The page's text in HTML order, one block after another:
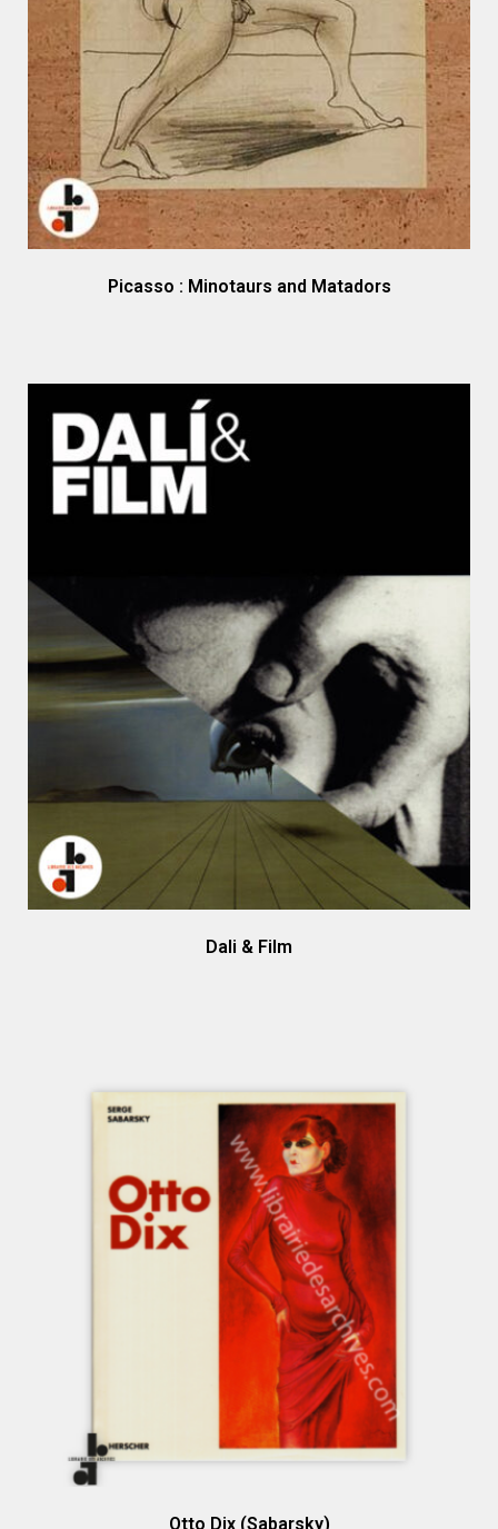
Picasso : Minotaurs and Matadors
Dali & Film
Otto Dix (Sabarsky)